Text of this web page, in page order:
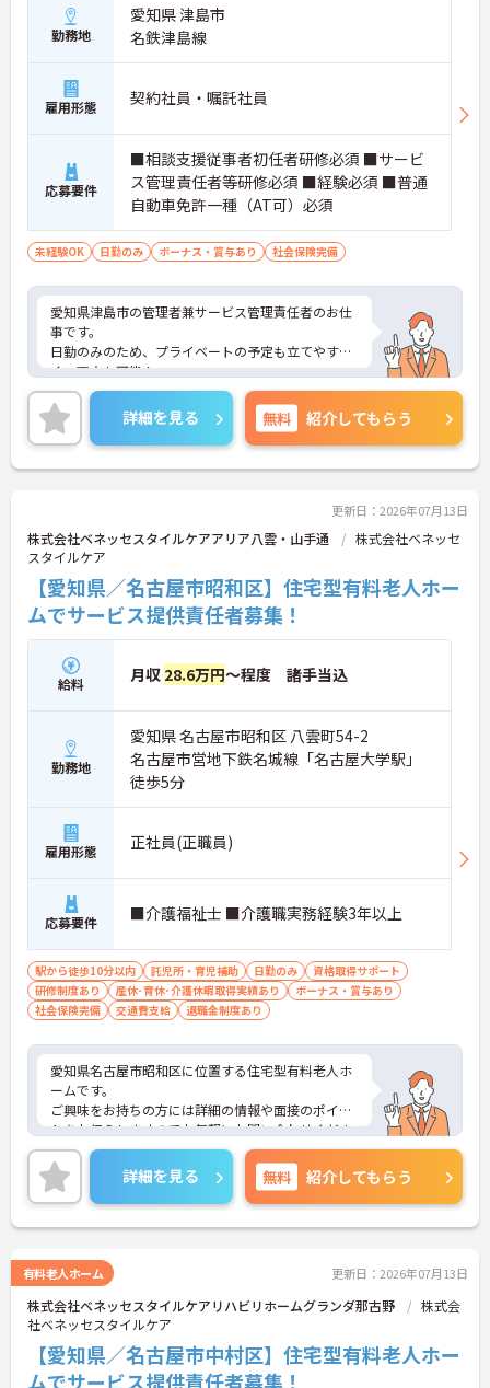
勤務地
愛知県 津島市
名鉄津島線
雇用形態 契約社員・嘱託社員
応募要件
■相談支援従事者初任者研修必須 ■サービ
ス管理責任者等研修必須 ■経験必須 ■普通
自動車免許一種（AT可）必須
未経験OK 日勤のみ ボーナス・賞与あり 社会保険完備
愛知県津島市の管理者兼サービス管理責任者のお仕
事です。
日勤のみのため、プライベートの予定も立てやす
く、両立も可能！
正社員登用制度もあり、将来を見据えて長く働こう
と考えている方へもおすすめ！
ご興味のある方はご面接のポイントをお伝えいたし
ますので、お気軽にご相談ください。
詳細を見る 無料 紹介してもらう
更新日：2026年07月13日
株式会社ベネッセスタイルケアアリア八雲・山手通
株式会社ベネッセ
スタイルケア
【愛知県／名古屋市昭和区】住宅型有料老人ホー
ムでサービス提供責任者募集！
給料 月収 28.6万円～程度 諸手当込
勤務地
愛知県 名古屋市昭和区 八雲町54-2
名古屋市営地下鉄名城線「名古屋大学駅」
徒歩5分
雇用形態 正社員(正職員)
応募要件 ■介護福祉士 ■介護職実務経験3年以上
駅から徒歩10分以内 託児所・育児補助 日勤のみ
資格取得サポート
研修制度あり
産休･育休･介護休暇取得実績あり
ボーナス・賞与あり
社会保険完備
交通費支給 退職金制度あり
愛知県名古屋市昭和区に位置する住宅型有料老人ホ
ームです。
ご興味をお持ちの方には詳細の情報や面接のポイン
トをお伝えしますのでお気軽にお問い合わせくださ
いませ。
詳細を見る 無料 紹介してもらう
有料老人ホーム 更新日：2026年07月13日
株式会社ベネッセスタイルケアリハビリホームグランダ那古野
株式会
社ベネッセスタイルケア
【愛知県／名古屋市中村区】住宅型有料老人ホー
ムでサービス提供責任者募集！